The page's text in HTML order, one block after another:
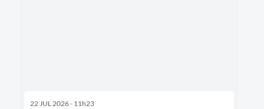
22 JUL 2026 - 11h23